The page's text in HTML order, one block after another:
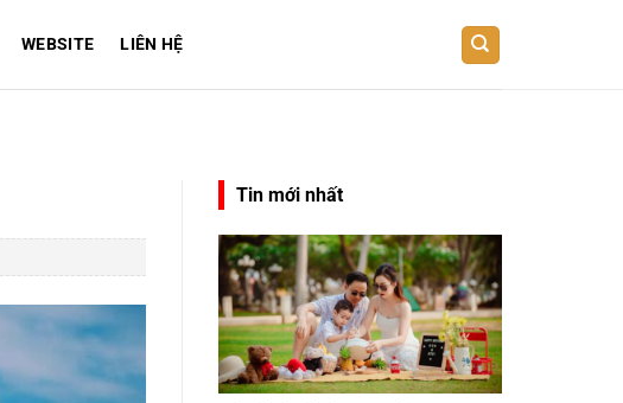
WEBSITE LIÊN HỆ
Tin mới nhất